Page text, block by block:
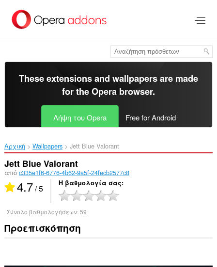
στο
κύριο
These extensions and wallpapers are made
for theOpera browser.
Λήψη του Opera Free for Android
Αρχική Wallpapers Jett Blue Valorant‎
Jett Blue Valorant
από c335e1f6-6776-4b62-9a5f-24fecb2577c8
4.7/ 5 Η βαθμολογία σας
Σύνολο βαθμολογήσεων:59
Προεπισκόπηση